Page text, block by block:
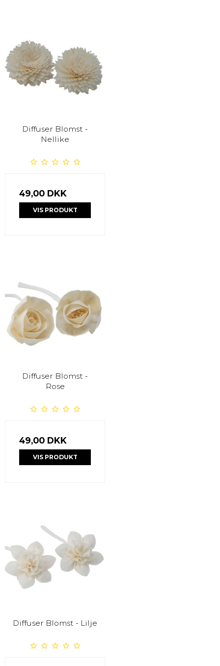
Diffuser Blomst -
Nellike
49,00 DKK
VIS PRODUKT
Diffuser Blomst -
Rose
49,00 DKK
VIS PRODUKT
Diffuser Blomst - Lilje